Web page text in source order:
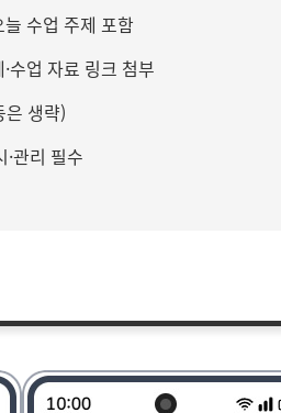
늘 수업 주제 포함
수업 자료 링크 첨부
은 생략)
관리 필수